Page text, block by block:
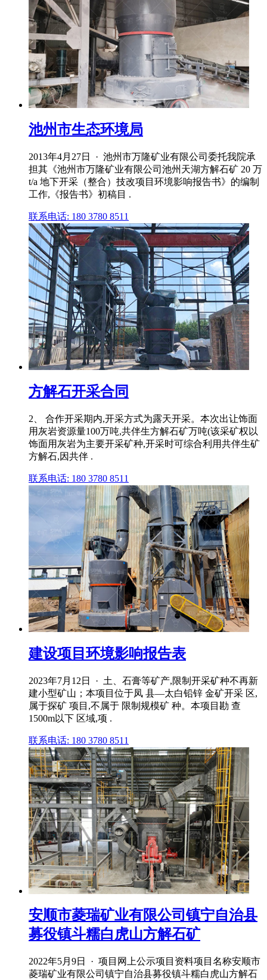
池州市生态环境局
2013年4月27日 · 池州市万隆矿业有限公司委托我院承
担其《池州市万隆矿业有限公司池州天湖方解石矿 20 万
t/a 地下开采（整合）技改项目环境影响报告书》的编制
工作,《报告书》初稿目 .
联系电话: 180 3780 8511
方解石开采合同
2、 合作开采期内,开采方式为露天开采。本次出让饰面
用灰岩资源量100万吨,共伴生方解石矿万吨(该采矿权以
饰面用灰岩为主要开采矿种,开采时可综合利用共伴生矿
方解石,因共伴 .
联系电话: 180 3780 8511
建设项目环境影响报告表
2023年7月12日 · 土、石膏等矿产,限制开采矿种不再新
建小型矿山；本项目位于凤 县—太白铅锌 金矿开采 区,
属于探矿 项目,不属于 限制规模矿 种。本项目勘 查
1500m以下 区域,项 .
联系电话: 180 3780 8511
安顺市菱瑞矿业有限公司镇宁自治县
募役镇斗糯白虎山方解石矿
2022年5月9日 · 项目网上公示项目资料项目名称安顺市
菱瑞矿业有限公司镇宁自治县募役镇斗糯白虎山方解石